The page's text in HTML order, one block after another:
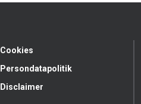
Cookies
Persondatapolitik
Disclaimer